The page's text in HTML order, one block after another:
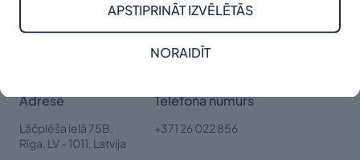
Adrese
Lāčplēša ielā 75B,
Rīga, LV - 1011, Latvija
Telefona numurs
+371 26 022 856
NORAIDĪT
APSTIPRINĀT IZVĒLĒTĀS